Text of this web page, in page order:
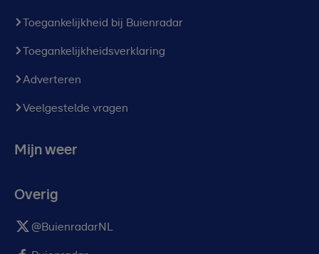
Toegankelijkheid bij Buienradar
Toegankelijkheidsverklaring
Adverteren
Veelgestelde vragen
Mijn weer
Overig
@BuienradarNL